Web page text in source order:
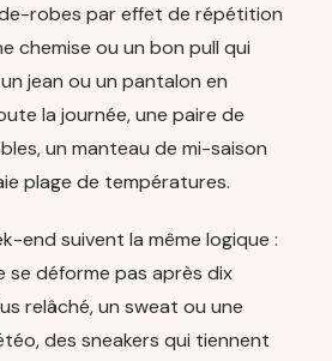
robes par effet de répétition
chemise ou un bon pull qui
jean ou un pantalon en
la journée, une paire de
un manteau de mi-saison
plage de températures.
end suivent la même logique :
se déforme pas après dix
relâché, un sweat ou une
des sneakers qui tiennent